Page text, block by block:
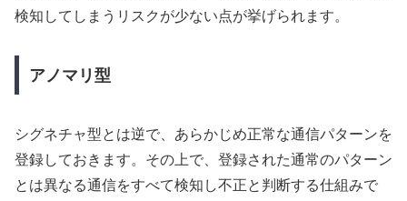
検知してしまうリスクが少ない点が挙げられます。
アノマリ型
シグネチャ型とは逆で、あらかじめ正常な通信パターンを
登録しておきます。その上で、登録された通常のパターン
とは異なる通信をすべて検知し不正と判断する仕組みで